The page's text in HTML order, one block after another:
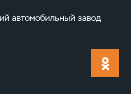
автомобильный завод